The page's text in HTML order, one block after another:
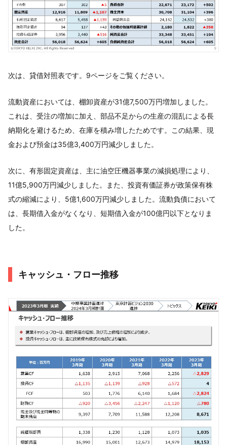
次は、貸借対照表です。9ページをご覧ください。
流動資産においては、棚卸資産が31億7,500万円増加しました。
これは、受注の増加に加え、部品不足からの生産の混乱による長
納期化を避けるため、在庫を積み増したためです。この結果、現
金および預金は35億3,400万円減少しました。
次に、有形固定資産は、主に油空圧機器事業の減損処理により、
11億5,900万円減少しました。また、投資有価証券が政策保有株
式の縮減により、5億1,600万円減少しました。流動負債において
は、長期借入金がなくなり、短期借入金が100億円以下となりま
した。
キャッシュ・フロー推移